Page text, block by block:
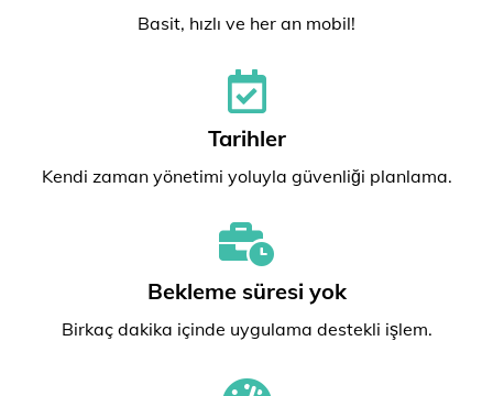
Basit, hızlı ve her an mobil!
Tarihler
Kendi zaman yönetimi yoluyla güvenliği planlama.
Bekleme süresi yok
Birkaç dakika içinde uygulama destekli işlem.